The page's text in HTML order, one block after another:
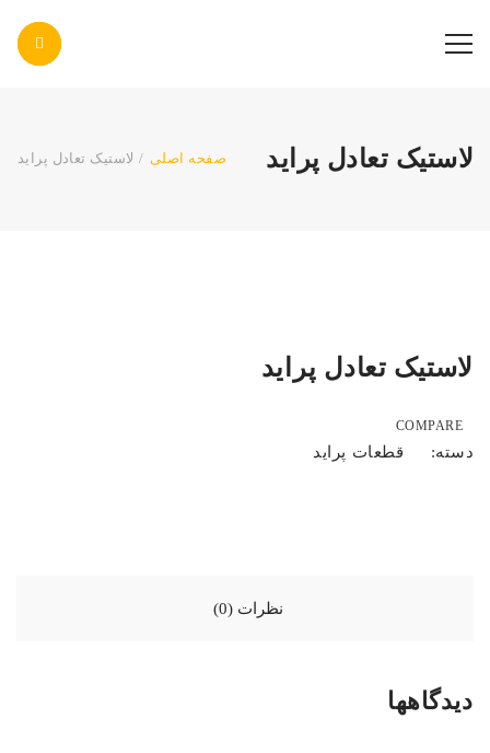
لاستیک تعادل پراید صفحه اصلی / لاستیک تعادل پراید
لاستیک تعادل پراید
COMPARE
دسته: قطعات پراید
نظرات (0)
دیدگاهها